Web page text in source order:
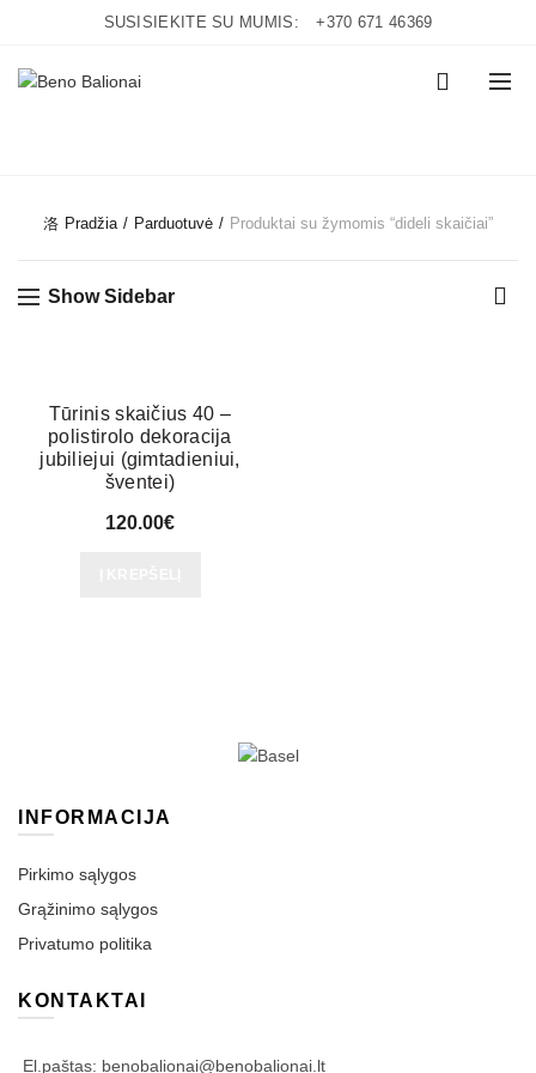
SUSISIEKITE SU MUMIS: +370 671 46369
Pradžia Parduotuvė Produktai su žymomis “dideli skaičiai”
Show Sidebar
Tūrinis skaičius 40 –
polistirolo dekoracija
jubiliejui (gimtadieniui,
šventei)
120.00€
INFORMACIJA
Pirkimo sąlygos
Grąžinimo sąlygos
Privatumo politika
KONTAKTAI
El.paštas: benobalionai@benobalionai.lt